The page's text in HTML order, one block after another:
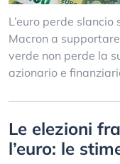
L’euro perde
Macron a
verde non perde la
azionario e
Le elezioni
l’euro: le